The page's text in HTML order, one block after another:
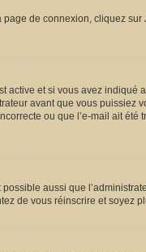
page de connexion, cliquez sur
active et si vous avez
avant que vous puissiez
ou que l’e-mail ait
aussi que
de vous réinscrire et soyez